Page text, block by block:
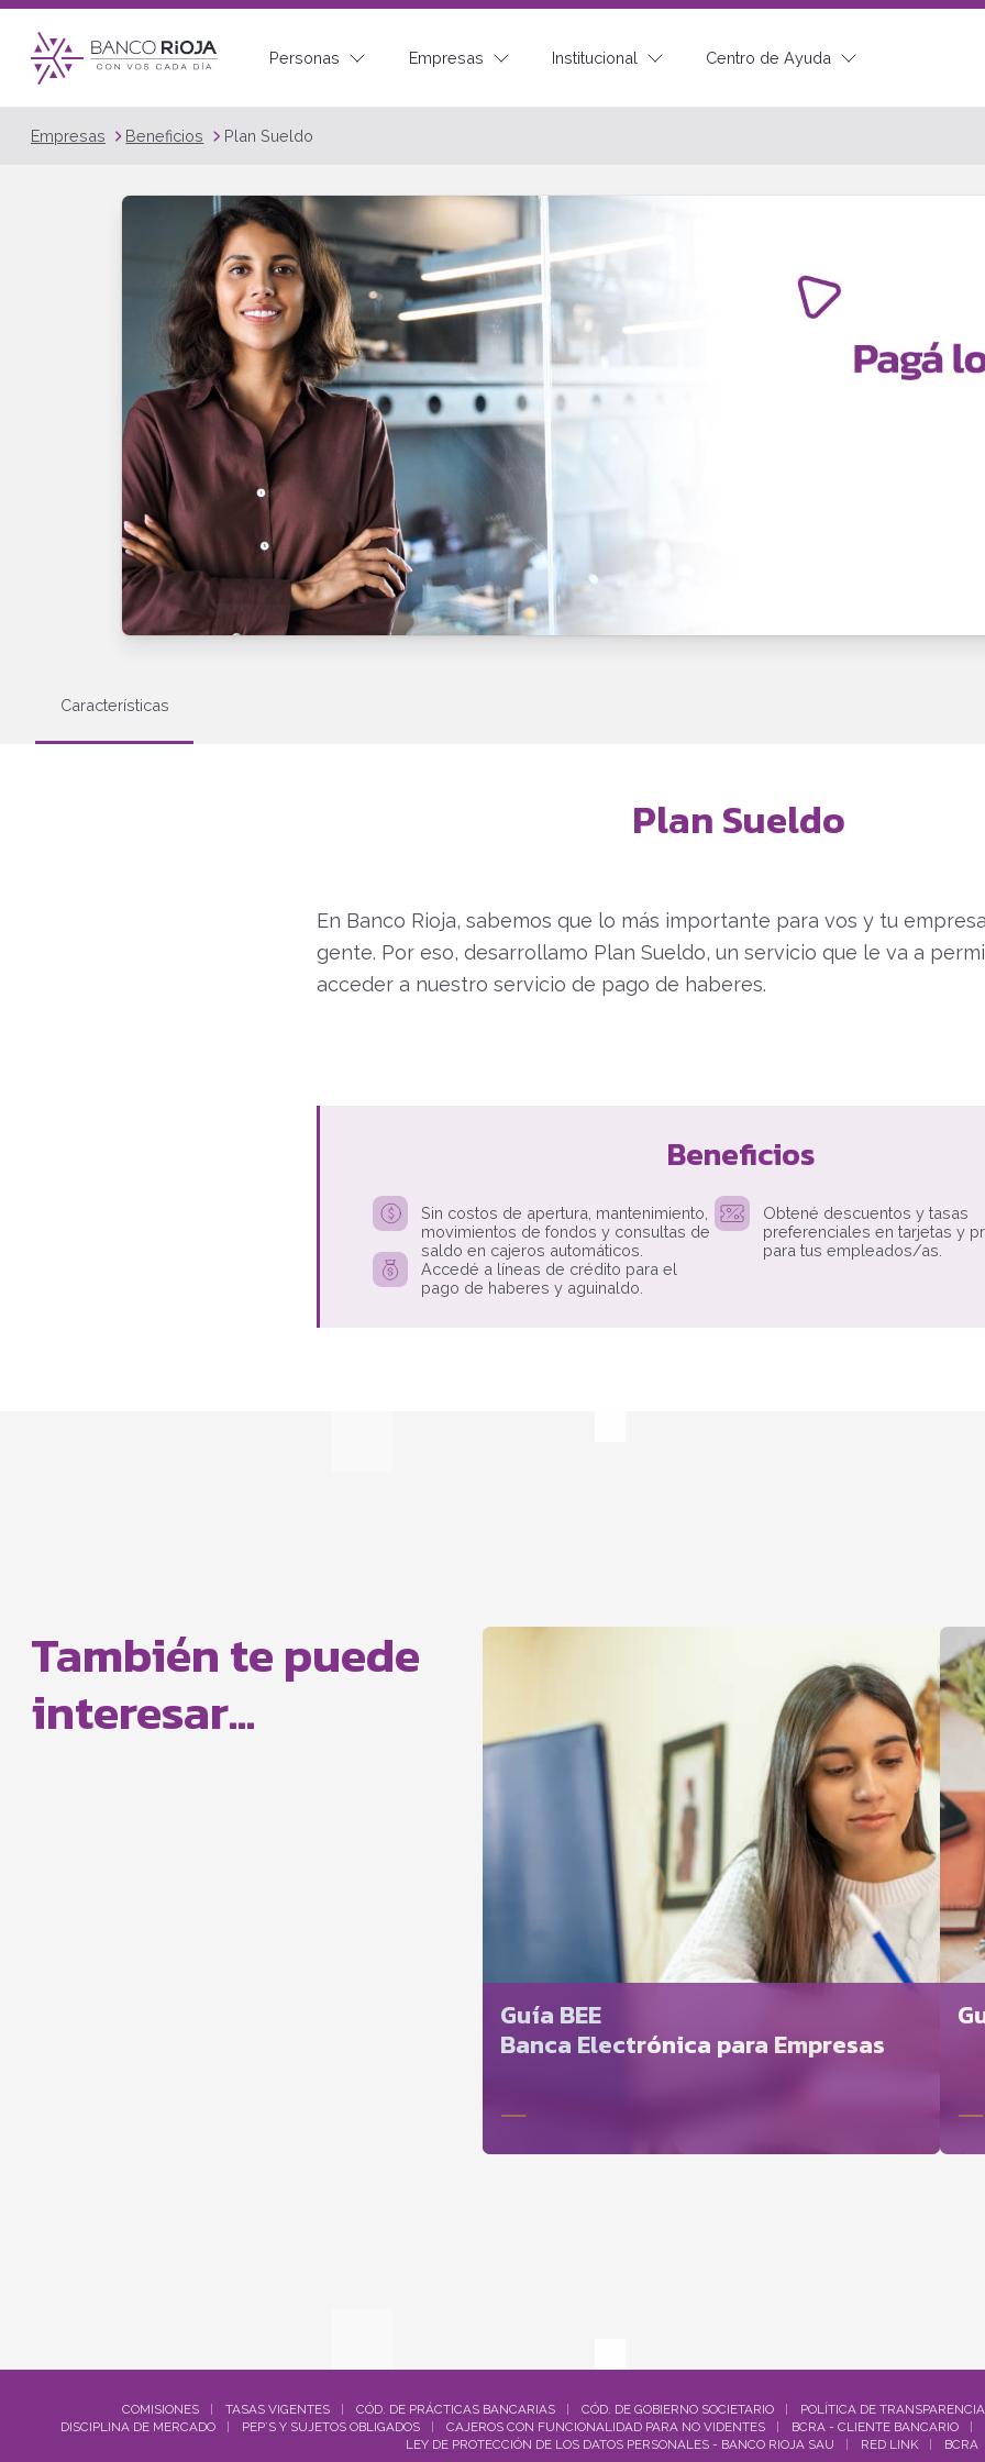
Personas Empresas Institucional Centro de Ayuda
Empresas Beneficios Plan Sueldo
Características
Plan Sueldo
En Banco Rioja, sabemos que lo más importante para vos y tu
gente. Por eso, desarrollamo Plan Sueldo, un servicio que le va a
acceder a nuestro servicio de pago de haberes.
Beneficios
Sin costos de apertura, mantenimiento,
movimientos de fondos y consultas de
saldo en cajeros automáticos.
Obtené descuentos y tasas
preferenciales en tarjetas y
para tus empleados/as.
Accedé a líneas de crédito para el
pago de haberes y aguinaldo.
También te puede
interesar...
Guía BEE
Banca Electrónica para Empresas
COMISIONES TASAS VIGENTES CÓD. DE PRÁCTICAS BANCARIAS CÓD. DE GOBIERNO SOCIETARIO POLÍTICA DE
DISCIPLINA DE MERCADO
PEP´S Y SUJETOS OBLIGADOS CAJEROS CON FUNCIONALIDAD PARA NO VIDENTES BCRA - CLIENTE BANCARIO
LEY DE PROTECCIÓN DE LOS DATOS PERSONALES - BANCO RIOJA SAU
RED LINK BCRA